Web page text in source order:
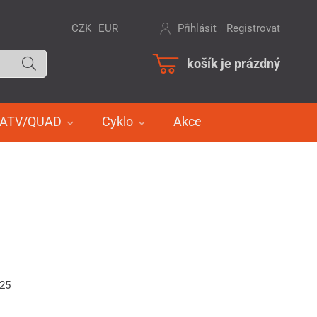
košík je prázdný
ATV/QUAD Cyklo Akce
CZK EUR Přihlásit Registrovat